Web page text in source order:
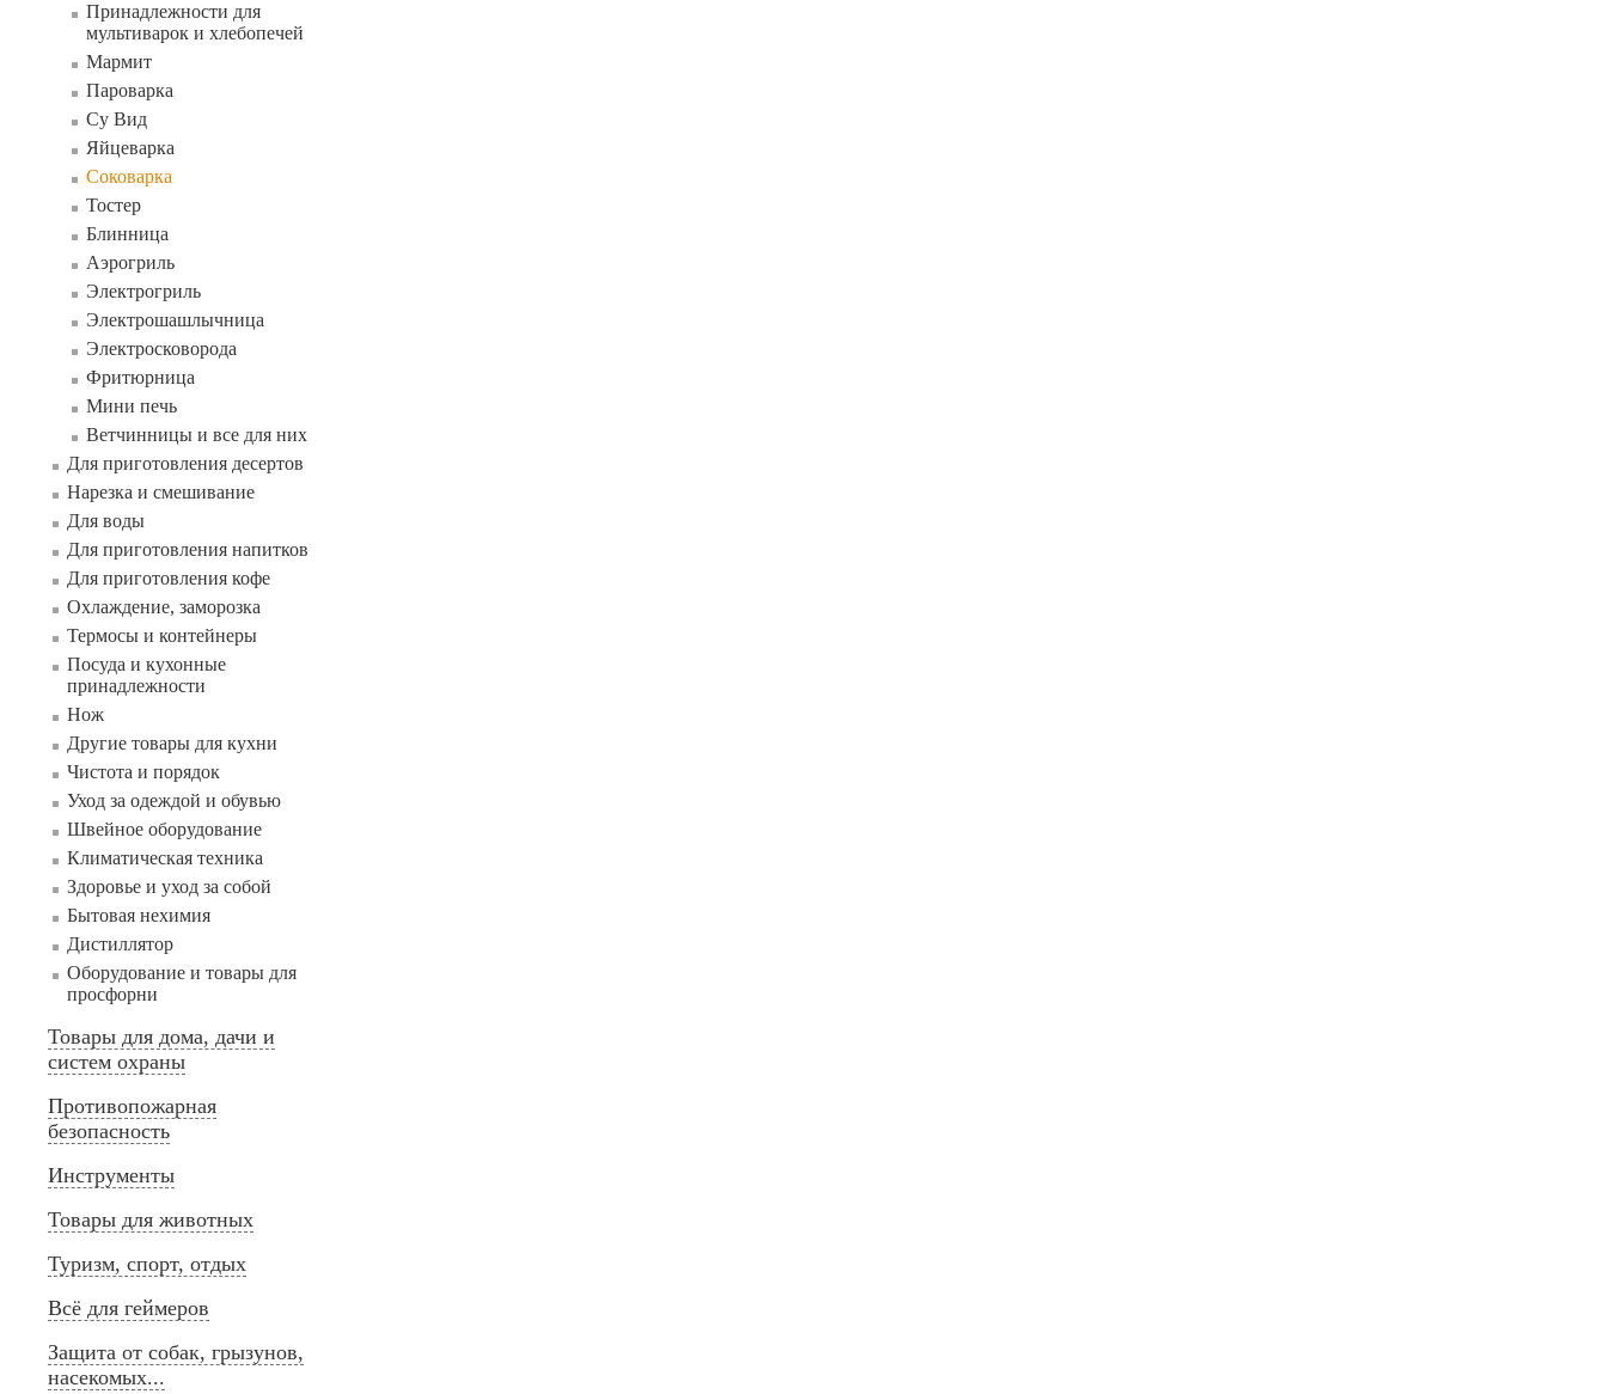
Принадлежности для
мультиварок и хлебопечей
Мармит
Пароварка
Су Вид
Яйцеварка
Соковарка
Тостер
Блинница
Аэрогриль
Электрогриль
Электрошашлычница
Электросковорода
Фритюрница
Мини печь
Ветчинницы и все для них
Для приготовления десертов
Нарезка и смешивание
Для воды
Для приготовления напитков
Для приготовления кофе
Охлаждение, заморозка
Термосы и контейнеры
Посуда и кухонные
принадлежности
Нож
Другие товары для кухни
Чистота и порядок
Уход за одеждой и обувью
Швейное оборудование
Климатическая техника
Здоровье и уход за собой
Бытовая нехимия
Дистиллятор
Оборудование и товары для
просфорни
Товары для дома, дачи и
систем охраны
Противопожарная
безопасность
Инструменты
Товары для животных
Туризм, спорт, отдых
Всё для геймеров
Защита от собак, грызунов,
насекомых...